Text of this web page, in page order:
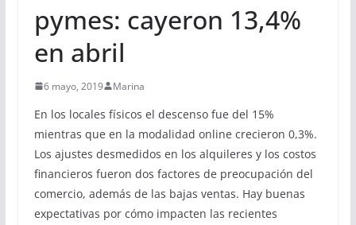
pymes: cayeron 13,4%
en abril
6 mayo, 2019 Marina
En los locales físicos el descenso fue del 15%
mientras que en la modalidad online crecieron 0,3%.
Los ajustes desmedidos en los alquileres y los costos
financieros fueron dos factores de preocupación del
comercio, además de las bajas ventas. Hay buenas
expectativas por cómo impacten las recientes